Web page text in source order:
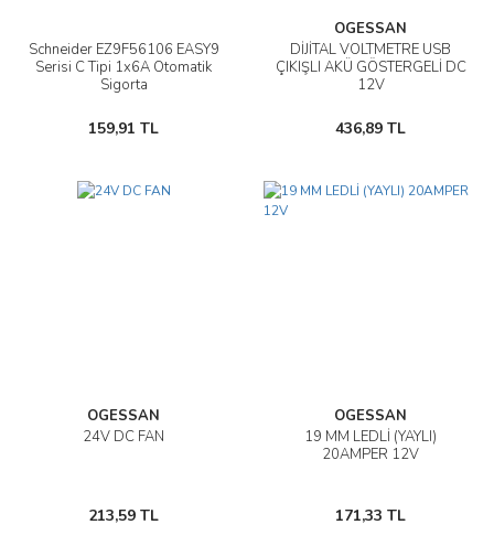
Schneider EZ9F56106 EASY9
Serisi C Tipi 1x6A Otomatik
Sigorta
159,91 TL
OGESSAN
DİJİTAL VOLTMETRE USB
ÇIKIŞLI AKÜ GÖSTERGELİ DC
12V
436,89 TL
OGESSAN
24V DC FAN
213,59 TL
OGESSAN
19 MM LEDLİ (YAYLI)
20AMPER 12V
171,33 TL